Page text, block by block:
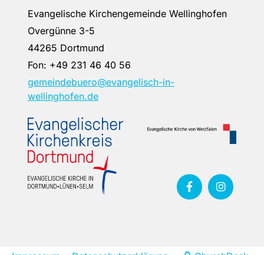
Evangelische Kirchengemeinde Wellinghofen
Overgünne 3-5
44265 Dortmund
Fon: +49 231 46 40 56
gemeindebuero@evangelisch-in-
wellinghofen.de